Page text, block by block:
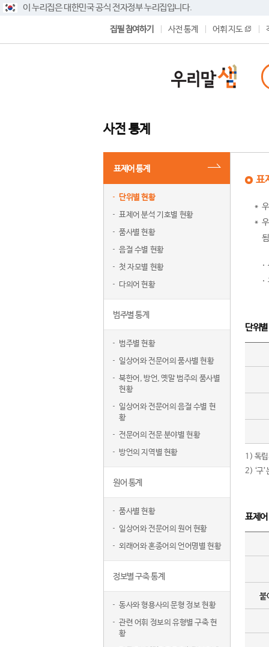
이 누리집은 대한민국 공식 전자정부 누리집입니다.
집필 참여하기 사전 통계 어휘 지도
사전 통계
표제어 통계
단위별 현황
표제어 분석 기호별 현황
품사별 현황
음절 수별 현황
첫 자모별 현황
다의어 현황
범주별 통계
범주별 현황
일상어와 전문어의 품사별 현황
북한어, 방언, 옛말 범주의 품사별
현황
일상어와 전문어의 음절 수별 현
황
전문어의 전문 분야별 현황
방언의 지역별 현황
원어 통계
품사별 현황
일상어와 전문어의 원어 현황
외래어와 혼종어의 언어명별 현황
정보별 구축 통계
동사와 형용사의 문형 정보 현황
관련 어휘 정보의 유형별 구축 현
황
표
단위
1) 독립
2) ‘구
표제
붙